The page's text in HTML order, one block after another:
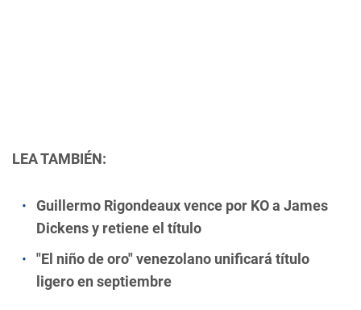
LEA TAMBIÉN:
Guillermo Rigondeaux vence por KO a James
Dickens y retiene el título
"El niño de oro" venezolano unificará título
ligero en septiembre